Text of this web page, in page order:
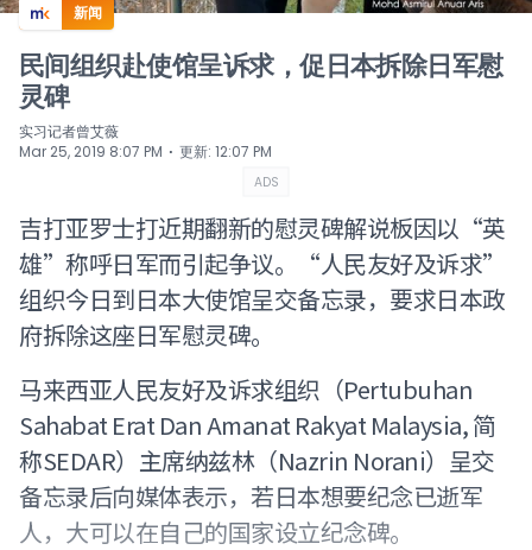
新闻
民间组织赴使馆呈诉求，促日本拆除日军慰
灵碑
实习记者曾艾薇
Mar 25, 2019 8:07 PM ⋅ 更新: 12:07 PM
ADS
吉打亚罗士打近期翻新的慰灵碑解说板因以“英
雄”称呼日军而引起争议。“人民友好及诉求”
组织今日到日本大使馆呈交备忘录，要求日本政
府拆除这座日军慰灵碑。
马来西亚人民友好及诉求组织（Pertubuhan
Sahabat Erat Dan Amanat Rakyat Malaysia, 简
称SEDAR）主席纳兹林（Nazrin Norani）呈交
备忘录后向媒体表示，若日本想要纪念已逝军
人，大可以在自己的国家设立纪念碑。